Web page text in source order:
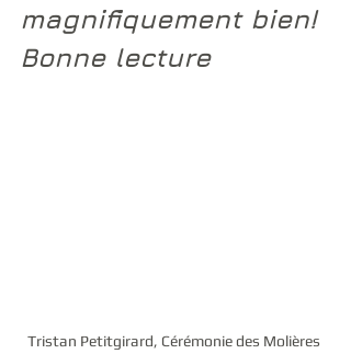
magnifiquement bien!
Bonne lecture
Tristan Petitgirard, Cérémonie des Molières